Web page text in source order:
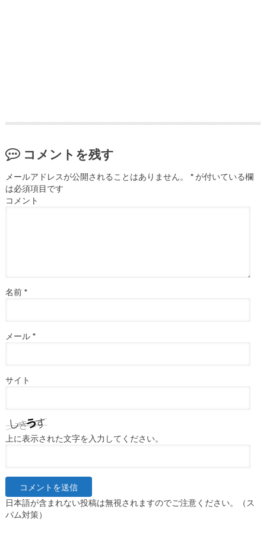
コメントを残す
メールアドレスが公開されることはありません。 *が付いている欄
は必須項目です
コメント
名前 *
メール *
サイト
上に表示された文字を入力してください。
日本語が含まれない投稿は無視されますのでご注意ください。（ス
パム対策）